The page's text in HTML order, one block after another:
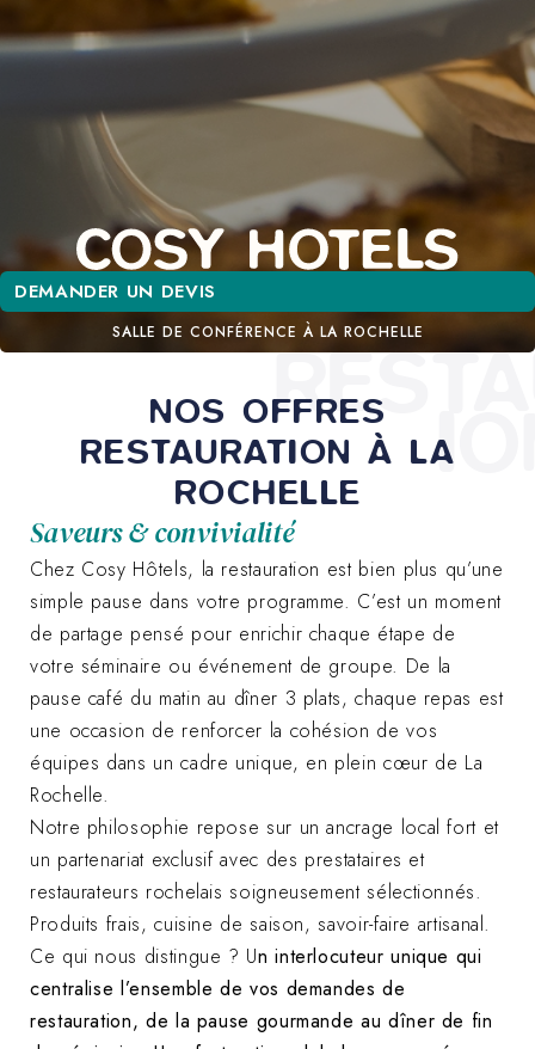
DEMANDER UN DEVIS
SALLE DE CONFÉRENCE À LA ROCHELLE
NOS OFFRES
RESTAURATION À LA
ROCHELLE
Saveurs & convivialité
Chez Cosy Hôtels, la restauration est bien plus qu’une
simple pause dans votre programme. C’est un moment
de partage pensé pour enrichir chaque étape de
votre séminaire ou événement de groupe. De la
pause café du matin au dîner 3 plats, chaque repas est
une occasion de renforcer la cohésion de vos
équipes dans un cadre unique, en plein cœur de La
Rochelle.
Notre philosophie repose sur un ancrage local fort et
un partenariat exclusif avec des prestataires et
restaurateurs rochelais soigneusement sélectionnés.
Produits frais, cuisine de saison, savoir-faire artisanal.
Ce qui nous distingue ? Un interlocuteur unique qui
centralise l’ensemble de vos demandes de
restauration, de la pause gourmande au dîner de fin